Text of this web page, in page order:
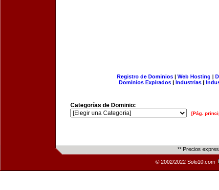
Registro de Dominios| Web Hosting |
Dominios Expirados | Industrias |
Categorías de Dominio:
[Pág.
** Precios
© 2002/2022 Solo10.com